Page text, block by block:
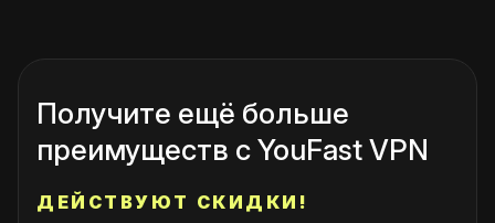
Получите ещё больше
преимуществ с YouFast VPN
ДЕЙСТВУЮТ СКИДКИ!